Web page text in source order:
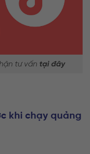
tư vấn tại đây
khi chạy quảng